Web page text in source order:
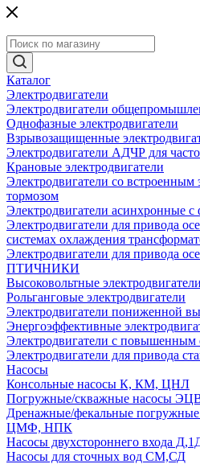
Каталог
Электродвигатели
Электродвигатели
Однофазные электродвигатели
Взрывозащищенные
Электродвигатели АДЧР для
Крановые электродвигатели
Электродвигатели со
тормозом
Электродвигатели асинхронные
Электродвигатели для привода
системах охлаждения
Электродвигатели для привода
ПТИЧНИКИ
Высоковольтные электродвигатели
Рольганговые электродвигатели
Электродвигатели пониженной
Энергоэффективные
Электродвигатели с повышенным
Электродвигатели для привода
Насосы
Консольные насосы К, КМ, ЦНЛ
Погружные/скважные насосы
Дренажные/фекальные
ЦМФ, НПК
Насосы двухстороннего входа
Насосы для сточных вод СМ,СД